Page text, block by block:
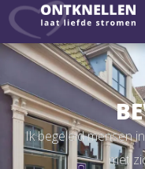
Ik begeleid mensen
met